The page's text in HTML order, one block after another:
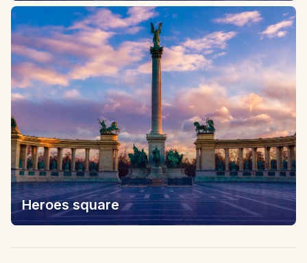
Heroes square